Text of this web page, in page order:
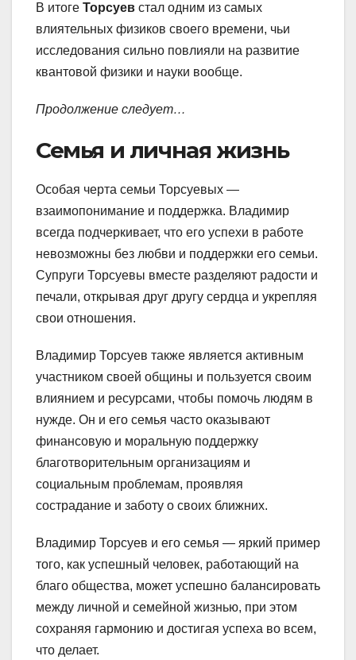
В итоге Торсуев стал одним из самых
влиятельных физиков своего времени, чьи
исследования сильно повлияли на развитие
квантовой физики и науки вообще.
Продолжение следует…
Семья и личная жизнь
Особая черта семьи Торсуевых —
взаимопонимание и поддержка. Владимир
всегда подчеркивает, что его успехи в работе
невозможны без любви и поддержки его семьи.
Супруги Торсуевы вместе разделяют радости и
печали, открывая друг другу сердца и укрепляя
свои отношения.
Владимир Торсуев также является активным
участником своей общины и пользуется своим
влиянием и ресурсами, чтобы помочь людям в
нужде. Он и его семья часто оказывают
финансовую и моральную поддержку
благотворительным организациям и
социальным проблемам, проявляя
сострадание и заботу о своих ближних.
Владимир Торсуев и его семья — яркий пример
того, как успешный человек, работающий на
благо общества, может успешно балансировать
между личной и семейной жизнью, при этом
сохраняя гармонию и достигая успеха во всем,
что делает.